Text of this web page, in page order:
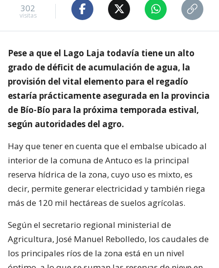
302
visitas
Pese a que el Lago Laja todavía tiene un alto
grado de déficit de acumulación de agua, la
provisión del vital elemento para el regadío
estaría prácticamente asegurada en la provincia
de Bío-Bío para la próxima temporada estival,
según autoridades del agro.
Hay que tener en cuenta que el embalse ubicado al
interior de la comuna de Antuco es la principal
reserva hídrica de la zona, cuyo uso es mixto, es
decir, permite generar electricidad y también riega
más de 120 mil hectáreas de suelos agrícolas.
Según el secretario regional ministerial de
Agricultura, José Manuel Rebolledo, los caudales de
los principales ríos de la zona está en un nivel